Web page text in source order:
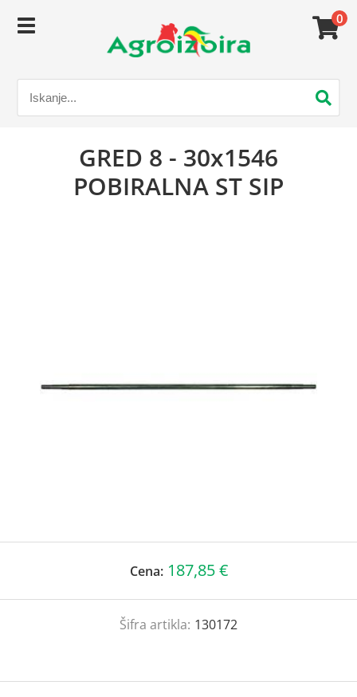
0
GRED 8 - 30x1546
POBIRALNA ST SIP
Cena: 187,85 €
Šifra artikla: 130172